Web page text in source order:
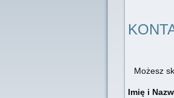
Możesz
Imię i